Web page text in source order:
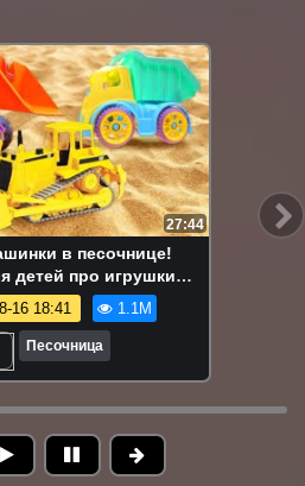
13:58
Кануки и игрушки в
видео для
маленьких
16 18:41 1.1M
Песочница